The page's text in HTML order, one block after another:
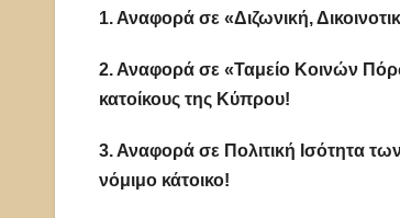
1. Αναφορά σε «Διζωνική,
2. Αναφορά σε «Ταμείο Κοινών
κατοίκους της Κύπρου!
3. Αναφορά σε Πολιτική Ισότητα
νόμιμο κάτοικο!